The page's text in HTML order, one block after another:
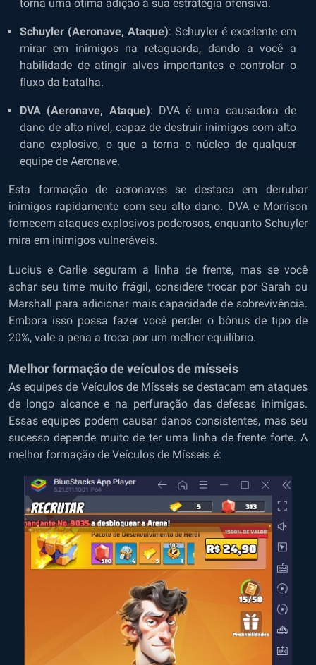
torna uma ótima adição à sua estratégia ofensiva.
Schuyler (Aeronave, Ataque): Schuyler é excelente em
mirar em inimigos na retaguarda, dando a você a
habilidade de atingir alvos importantes e controlar o
fluxo da batalha.
DVA (Aeronave, Ataque): DVA é uma causadora de
dano de alto nível, capaz de destruir inimigos com alto
dano explosivo, o que a torna o núcleo de qualquer
equipe de Aeronave.
Esta formação de aeronaves se destaca em derrubar
inimigos rapidamente com seu alto dano. DVA e Morrison
fornecem ataques explosivos poderosos, enquanto Schuyler
mira em inimigos vulneráveis.
Lucius e Carlie seguram a linha de frente, mas se você
achar seu time muito frágil, considere trocar por Sarah ou
Marshall para adicionar mais capacidade de sobrevivência.
Embora isso possa fazer você perder o bônus de tipo de
20%, vale a pena a troca por um melhor equilíbrio.
Melhor formação de veículos de mísseis
As equipes de Veículos de Mísseis se destacam em ataques
de longo alcance e na perfuração das defesas inimigas.
Essas equipes podem causar danos consistentes, mas seu
sucesso depende muito de ter uma linha de frente forte. A
melhor formação de Veículos de Mísseis é: